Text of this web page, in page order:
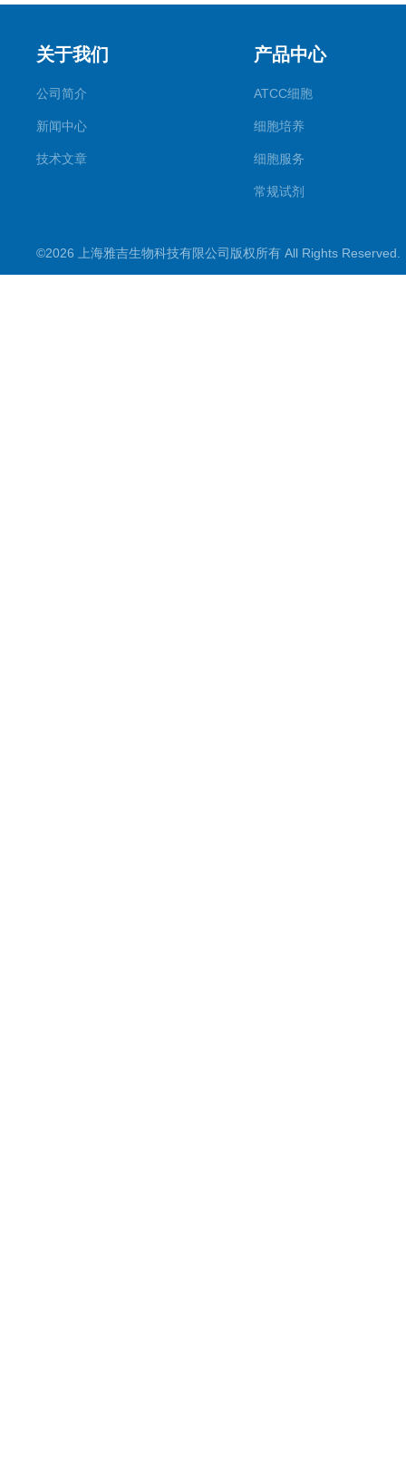
关于我们
公司简介
新闻中心
技术文章
产品中心
ATCC细胞
细胞培养
细胞服务
常规试剂
PCR试剂盒
©2026 上海雅吉生物科技有限公司版权所有 All Rights